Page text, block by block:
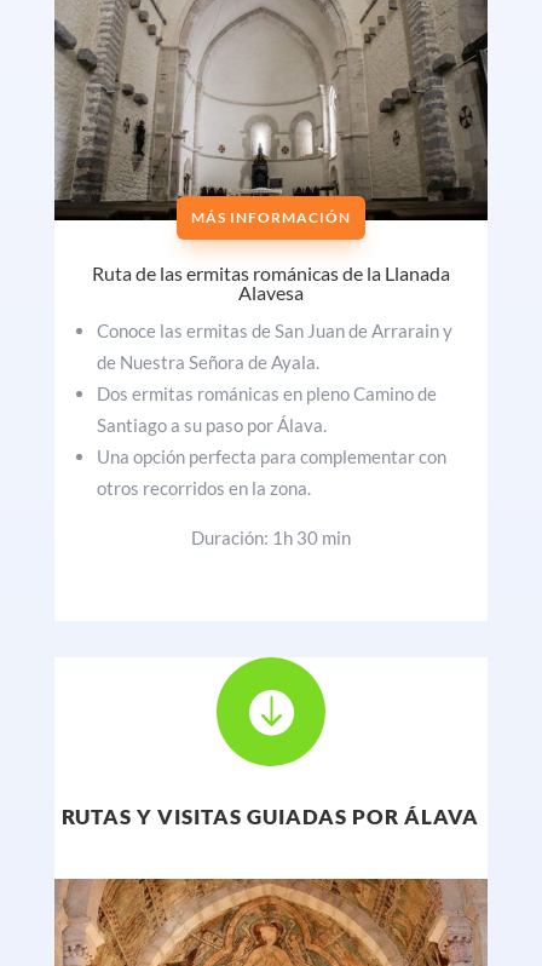
MÁS INFORMACIÓN
Ruta de las ermitas románicas de la Llanada
Alavesa
Conoce las ermitas de San Juan de Arrarain y
de Nuestra Señora de Ayala.
Dos ermitas románicas en pleno Camino de
Santiago a su paso por Álava.
Una opción perfecta para complementar con
otros recorridos en la zona.
Duración: 1h 30 min

RUTAS Y VISITAS GUIADAS POR ÁLAVA